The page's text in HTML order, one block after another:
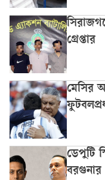
গ্রেপ্তার
মেসির
ডেপুটি
বরগুনার